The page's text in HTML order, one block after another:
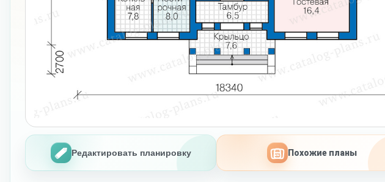
Редактировать планировку Похожие планы